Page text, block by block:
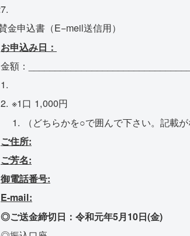
金申込書（E−meil送信用）
お申込み日：
金額：
※1口 1,000円
（どちらかを○で囲んで下さい。記載
ご住所:
ご芳名:
御電話番号:
E-mail:
◎ご送金締切日 ：令和元年5月10日(金)